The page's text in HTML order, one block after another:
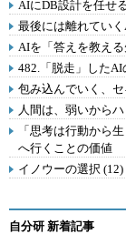
AIにDB設計を任せ
最後には離れてい
AIを「答えを教え
482.「脱走」した
包み込んでいく、
人間は、弱いから
「思考は行動から
へ行くことの価値
イノウーの選択
自分研 新着記事